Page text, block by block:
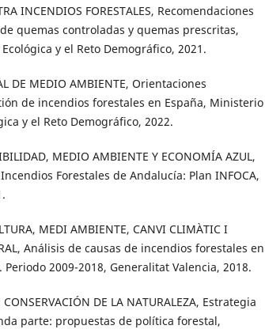
INCENDIOS FORESTALES, Recomendaciones
quemas controladas y quemas prescritas,
y el Reto Demográfico, 2021.
DE MEDIO AMBIENTE, Orientaciones
de incendios forestales en España, Ministerio
y el Reto Demográfico, 2022.
MEDIO AMBIENTE Y ECONOMÍA AZUL,
Forestales de Andalucía: Plan INFOCA,
MEDI AMBIENTE, CANVI CLIMÀTIC I
Análisis de causas de incendios forestales en
2009-2018, Generalitat Valencia, 2018.
CONSERVACIÓN DE LA NATURALEZA, Estrategia
parte: propuestas de política forestal,